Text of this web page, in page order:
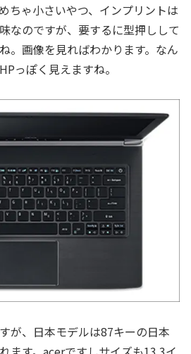
ちゃ小さいやつ、インプリントは
なのですが、要するに型押しして
。画像を見ればわかります。なん
っぽく見えますね。
が、日本モデルは87キーの日本